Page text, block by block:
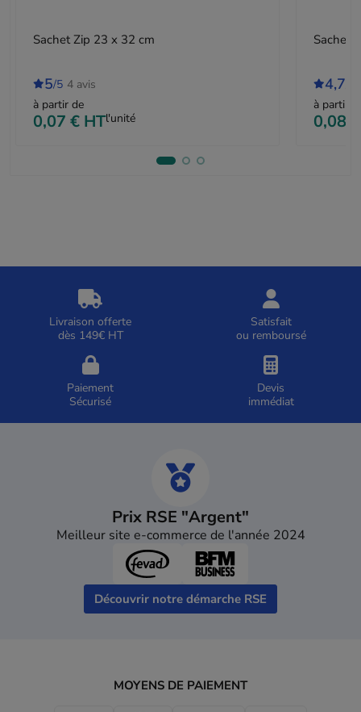
Sachet Zip 23 x 32 cm
5/5 4 avis
à partir de
0,07 € HTl'unité
Sachet
4,7
à partir
0,08 €
Livraison offerte
dès 149€ HT
Satisfait
ou remboursé
Paiement
Sécurisé
Devis
immédiat
Prix RSE "Argent"
Meilleur site e-commerce de l'année 2024
Découvrir notre démarche RSE
MOYENS DE PAIEMENT